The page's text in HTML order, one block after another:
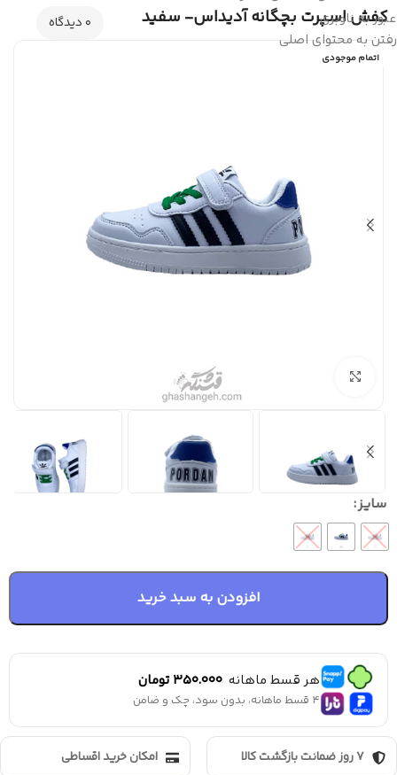
عبور به ناوبری
رفتن به محتوای اصلی
کفش اسپرت بچگانه آدیداس- سفید 0 دیدگاه
اتمام موجودی
سایز
افزودن به سبد خرید
هر قسط ماهانه 350.000 تومان
4 قسط ماهانه، بدون سود، چک و ضامن
7 روز ضمانت بازگشت کالا امکان خرید اقساطی